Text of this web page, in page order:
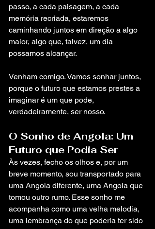
passo, a cada paisagem, a cada
memória recriada, estaremos
caminhando juntos em direção a algo
maior, algo que, talvez, um dia
possamos alcançar.
Venham comigo. Vamos sonhar juntos,
porque o futuro que estamos prestes a
imaginar é um que pode,
verdadeiramente, ser nosso.
O Sonho de Angola: Um
Futuro que Podia Ser
Às vezes, fecho os olhos e, por um
breve momento, sou transportado para
uma Angola diferente, uma Angola que
tomou outro rumo. Esse sonho me
acompanha como uma velha melodia,
uma lembrança do que poderia ter sido